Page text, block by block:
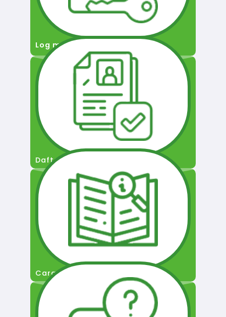
Log masuk
Daftar Pengguna
Cara Permohonan